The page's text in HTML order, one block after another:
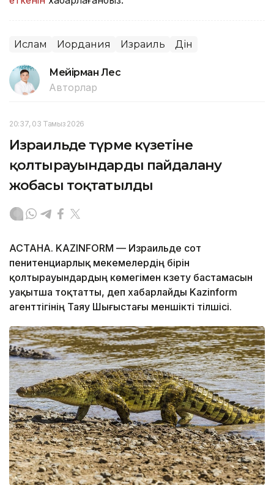
Ислам Иордания Израиль Дін
Мейірман Лес
Авторлар
20:37, 03 Тамыз 2026
Израильде түрме күзетіне
қолтырауындарды пайдалану
жобасы тоқтатылды
АСТАНА. KAZINFORM — Израильде сот
пенитенциарлық мекемелердің бірін
қолтырауындардың көмегімен күзету бастамасын
уақытша тоқтатты, деп хабарлайды Kazinform
агенттігінің Таяу Шығыстағы меншікті тілшісі.